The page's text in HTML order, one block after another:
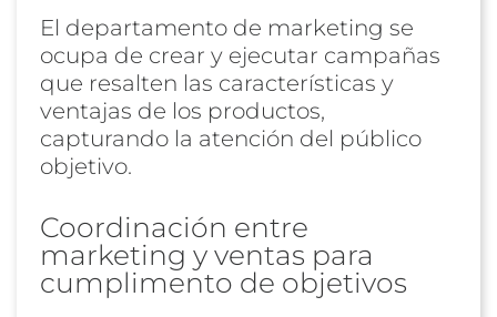
El departamento de marketing se
ocupa de crear y ejecutar campañas
que resalten las características y
ventajas de los productos,
capturando la atención del público
objetivo.
Coordinación entre
marketing y ventas para
cumplimento de objetivos